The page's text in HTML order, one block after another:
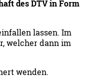
des DTV in Form
lassen. Im
welcher dann im
wenden.